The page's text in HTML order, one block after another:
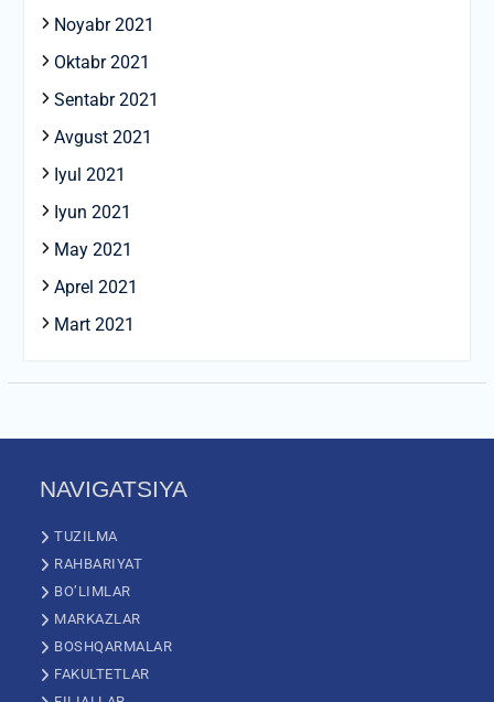
Noyabr 2021
Oktabr 2021
Sentabr 2021
Avgust 2021
Iyul 2021
Iyun 2021
May 2021
Aprel 2021
Mart 2021
NAVIGATSIYA
TUZILMA
RAHBARIYAT
BO’LIMLAR
MARKAZLAR
BOSHQARMALAR
FAKULTETLAR